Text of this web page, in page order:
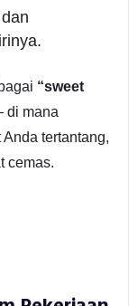
“sweet
mana
tertantang,
cemas.